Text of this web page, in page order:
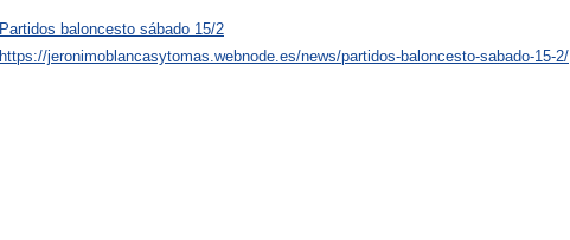
Partidos baloncesto sábado 15/2
https://jeronimoblancasytomas.webnode.es/news/partidos-baloncesto-sabado-15-2/